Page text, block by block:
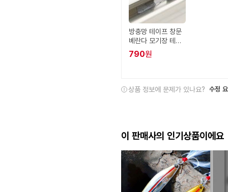
방충망 테이프 창문
베란다 모기장 테이
프
790원
상품 정보에 문제가 있나요? 수정
이 판매사의 인기상품이에요